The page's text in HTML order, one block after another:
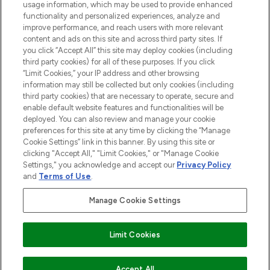
Do Not Sell or Share My Personal
Information
HILFE & INFORMATION
IMPRESSUM
ÜBER LOOKFANTASTIC
2026 THG Beauty Europe GmbH Maximilianstrasse 54 80538 Munich
Pay Securely With
usage information, which may be used to provide enhanced
functionality and personalized experiences, analyze and
improve performance, and reach users with more relevant
content and ads on this site and across third party sites. If
you click “Accept All” this site may deploy cookies (including
third party cookies) for all of these purposes. If you click
“Limit Cookies,” your IP address and other browsing
information may still be collected but only cookies (including
third party cookies) that are necessary to operate, secure and
enable default website features and functionalities will be
deployed. You can also review and manage your cookie
preferences for this site at any time by clicking the “Manage
Cookie Settings” link in this banner. By using this site or
clicking "Accept All," "Limit Cookies," or "Manage Cookie
Settings," you acknowledge and accept our Privacy Policy
and Terms of Use.
Manage Cookie Settings
Limit Cookies